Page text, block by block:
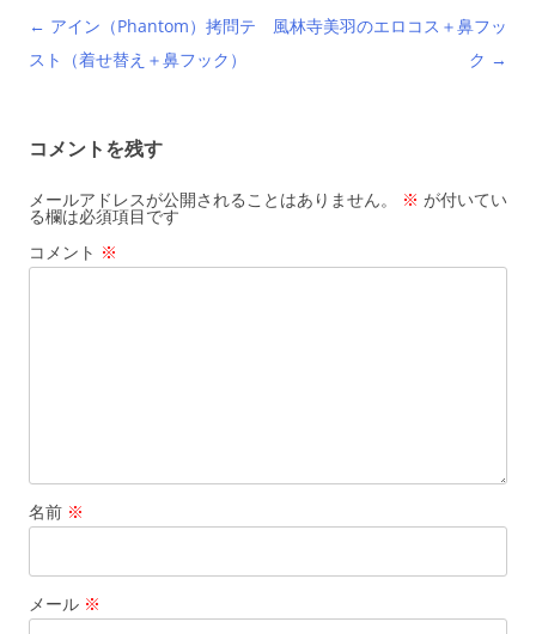
投
稿
ゲ
ー
シ
ョ
← アイン（Phantom）拷問テ
スト（着せ替え＋鼻フック）
風林寺美羽のエロコス＋鼻フッ
ク →
コメントを残す
メールアドレスが公開されることはありません。 ※ が付いてい
る欄は必須項目です
コメント ※
名前 ※
メール ※